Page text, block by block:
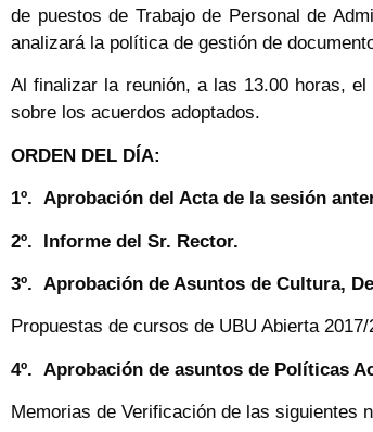
de puestos de Trabajo de Personal de
analizará la política de gestión de
Al finalizar la reunión, a las 13.00 horas,
sobre los acuerdos adoptados.
ORDEN DEL DÍA:
1º. Aprobación del Acta de la sesión
2º. Informe del Sr. Rector.
3º. Aprobación de Asuntos de Cultura,
Propuestas de cursos de UBU Abierta 2017/
4º. Aprobación de asuntos de Políticas
Memorias de Verificación de las siguientes